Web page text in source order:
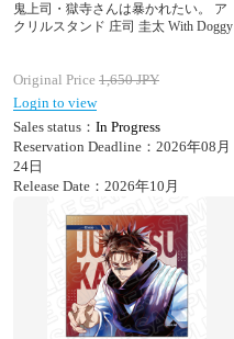
鬼上司・獄寺さんは暴かれたい。 ア
クリルスタンド 庄司 圭太 With Doggy
Original Price 1,650JPY
Login to view
Sales status： In Progress
Reservation Deadline：2026年08月
24日
Release Date：2026年10月